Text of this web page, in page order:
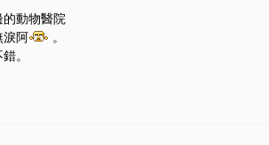
動物醫院
淚阿
。
。